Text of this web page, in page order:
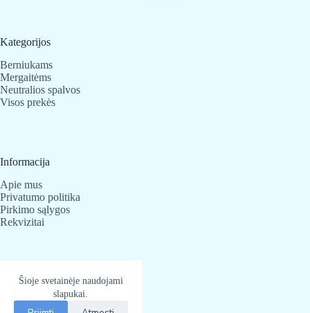
Šioje svetainėje naudojami
slapukai.
Kategorijos
Berniukams
Mergaitėms
Neutralios spalvos
Visos prekės
Informacija
Apie mus
Privatumo politika
Pirkimo sąlygos
Rekvizitai
Telefonas:
+370 683 25 820